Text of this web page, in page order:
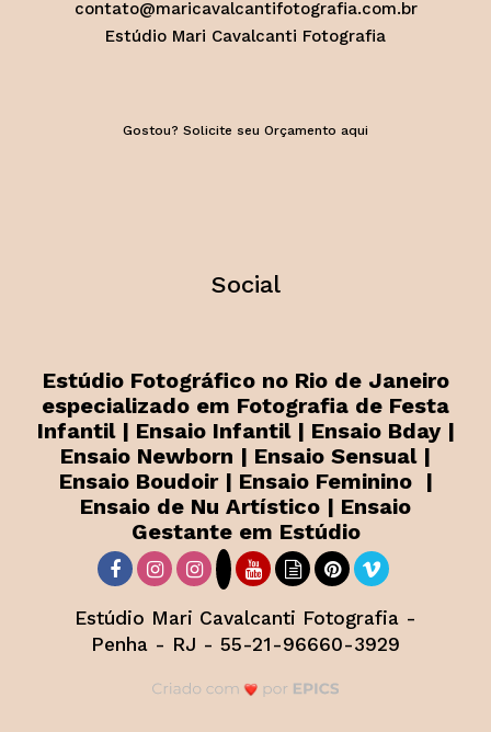
contato@maricavalcantifotografia.com.br
Estúdio Mari Cavalcanti Fotografia
Gostou? Solicite seu Orçamento aqui
Social
Estúdio Fotográfico no Rio de Janeiro
especializado em Fotografia de Festa
Infantil | Ensaio Infantil | Ensaio Bday |
Ensaio Newborn | Ensaio Sensual |
Ensaio Boudoir | Ensaio Feminino |
Ensaio de Nu Artístico | Ensaio
Gestante em Estúdio
Estúdio Mari Cavalcanti Fotografia -
Penha - RJ - 55-21-96660-3929